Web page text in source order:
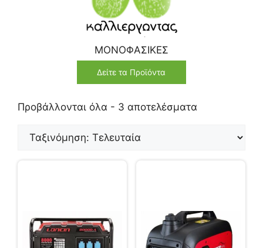
ΜΟΝΟΦΑΣΙΚΕΣ
Δείτε τα Προϊόντα
Προβάλλονται όλα - 3 αποτελέσματα